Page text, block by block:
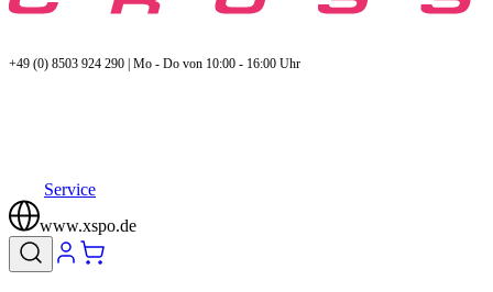
+49 (0) 8503 924 290 | Mo - Do von 10:00 - 16:00 Uhr
Service
www.xspo.de